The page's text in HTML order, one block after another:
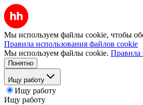
Мы используем файлы cookie, чтобы
Правила использования файлов cookie
Мы используем файлы cookie. Правила
Понятно
Ищу работу
Ищу работу
Ищу работу